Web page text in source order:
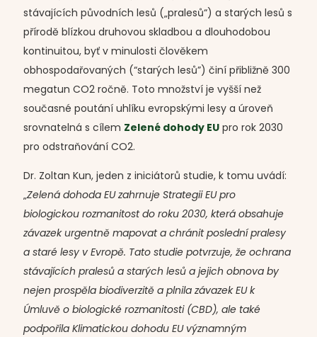
stávajících původních lesů („pralesů“) a starých lesů s
přírodě blízkou druhovou skladbou a dlouhodobou
kontinuitou, byť v minulosti člověkem
obhospodařovaných (“starých lesů”) činí přibližně 300
megatun CO2 ročně. Toto množství je vyšší než
současné poutání uhlíku evropskými lesy a úroveň
srovnatelná s cílem Zelené dohody EU pro rok 2030
pro odstraňování CO2.
Dr. Zoltan Kun, jeden z iniciátorů studie, k tomu uvádí:
„Zelená dohoda EU zahrnuje Strategii EU pro
biologickou rozmanitost do roku 2030, která obsahuje
závazek urgentně mapovat a chránit poslední pralesy
a staré lesy v Evropě. Tato studie potvrzuje, že ochrana
stávajících pralesů a starých lesů a jejich obnova by
nejen prospěla biodiverzitě a plnila závazek EU k
Úmluvě o biologické rozmanitosti (CBD), ale také
podpořila Klimatickou dohodu EU významným